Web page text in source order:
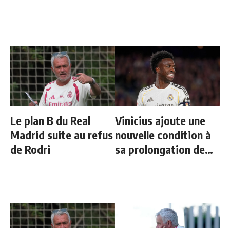
Le plan B du Real
Madrid suite au refus
de Rodri
Vinicius ajoute une
nouvelle condition à
sa prolongation de